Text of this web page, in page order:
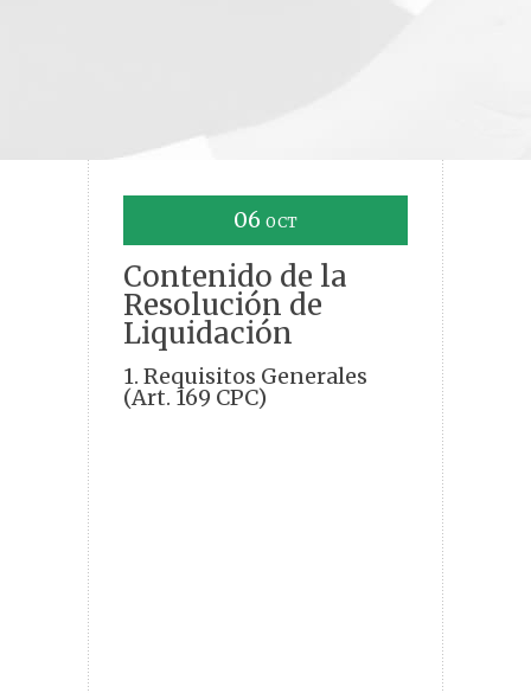
06 OCT
Contenido de la
Resolución de
Liquidación
1. Requisitos Generales
(Art. 169 CPC)